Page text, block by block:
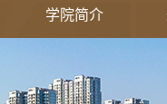
学院简介